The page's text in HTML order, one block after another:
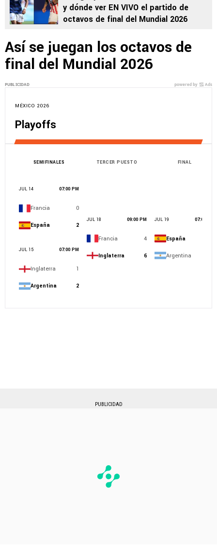
y dónde ver EN VIVO el partido de
octavos de final del Mundial 2026
Así se juegan los octavos de
final del Mundial 2026
PUBLICIDAD